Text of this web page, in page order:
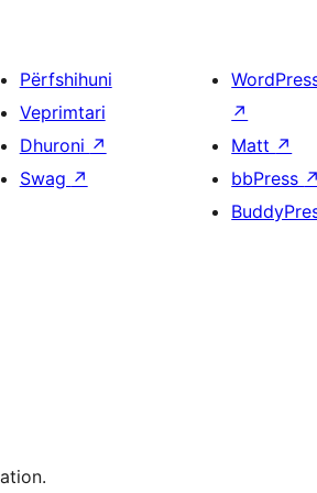
Përfshihuni
Veprimtari
Dhuroni ↗
Swag ↗
↗
Matt ↗
bbPress ↗